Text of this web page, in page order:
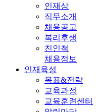
인재상
직무소개
채용공고
복리후생
친인척
채용정보
인재육성
목표&전략
교육과정
교육훈련센터